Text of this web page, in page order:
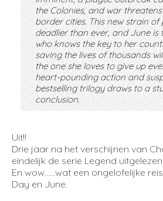
the Colonies, and war threatens
border cities. This new strain of
deadlier than ever, and June is
who knows the key to her
saving the lives of thousands
the one she loves to give up
heart-pounding action and
bestselling trilogy draws to a
conclusion.
Uit!!
Drie jaar na het verschijnen van
eindelijk de serie Legend uitgelezen.
En wow……wat een ongelofelijke
Day en June.